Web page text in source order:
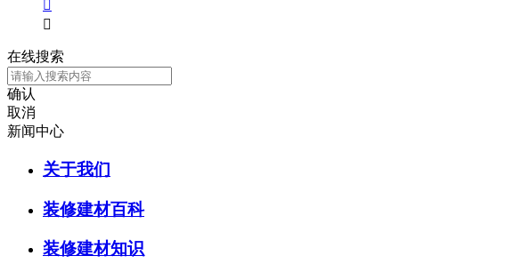


在线搜索
确认
取消
新闻中心
关于我们
装修建材百科
装修建材知识